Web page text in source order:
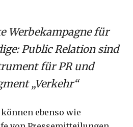
Werbekampagne für
Public Relation sind
für PR und
„Verkehr“
ebenso wie